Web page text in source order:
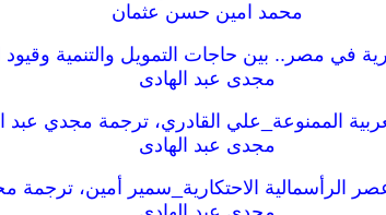
محمد امين حسن عثمان
في مصر.. بين حاجات التمويل والتنمية
مجدى عبد الهادى
الممنوعة_علي القادري، ترجمة مجدي عبد
مجدى عبد الهادى
الرأسمالية الاحتكارية_سمير أمين، ترجمة